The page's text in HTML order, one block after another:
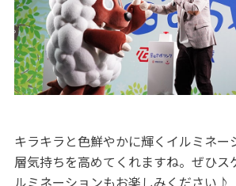
キラキラと色鮮やかに輝くイルミネー
層気持ちを高めてくれますね。ぜひス
ルミネーションもお楽しみください♪